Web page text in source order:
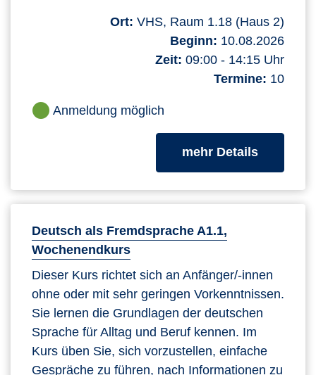
Ort: VHS, Raum 1.18 (Haus 2)
Beginn: 10.08.2026
Zeit: 09:00 - 14:15 Uhr
Termine: 10
Anmeldung möglich
mehr Detailszum
Deutsch als Fremdsprache A1.1,
Wochenendkurs
Dieser Kurs richtet sich an Anfänger/-innen
ohne oder mit sehr geringen Vorkenntnissen.
Sie lernen die Grundlagen der deutschen
Sprache für Alltag und Beruf kennen. Im
Kurs üben Sie, sich vorzustellen, einfache
Gespräche zu führen, nach Informationen zu